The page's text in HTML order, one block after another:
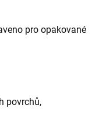
pro opakované
povrchů,